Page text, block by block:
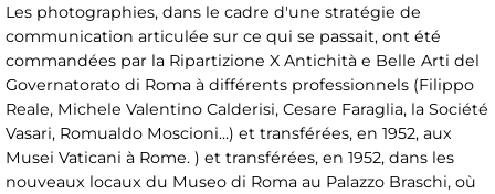
Les photographies, dans le cadre d'une stratégie de
communication articulée sur ce qui se passait, ont été
commandées par la Ripartizione X Antichità e Belle Arti del
Governatorato di Roma à différents professionnels (Filippo
Reale, Michele Valentino Calderisi, Cesare Faraglia, la Société
Vasari, Romualdo Moscioni...) et transférées, en 1952, aux
Musei Vaticani à Rome. ) et transférées, en 1952, dans les
nouveaux locaux du Museo di Roma au Palazzo Braschi, où